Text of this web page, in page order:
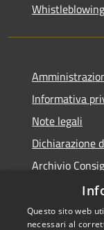
Whistleblowing
Informativa
Note legali
Dichiarazione
Archivio
Consiglio
Questo sito web
necessari al